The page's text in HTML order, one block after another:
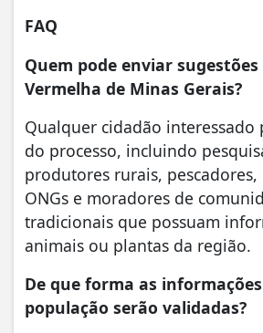
FAQ
Quem pode enviar
Vermelha de Minas Gerais?
Qualquer cidadão
do processo, incluindo
produtores rurais,
ONGs e moradores de
tradicionais que possuam
animais ou plantas da região.
De que forma as
população serão validadas?